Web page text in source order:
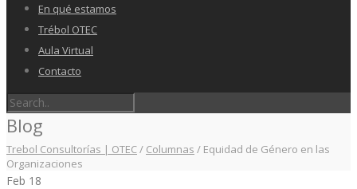
En qué estamos
Trébol OTEC
Aula Virtual
Contacto
Blog
Trebol Consultorías | OTEC/ Columnas / Equidad de Género en las
Organizaciones
Feb 18